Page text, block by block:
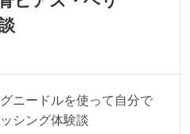
ニードルを使って自分で
シング体験談